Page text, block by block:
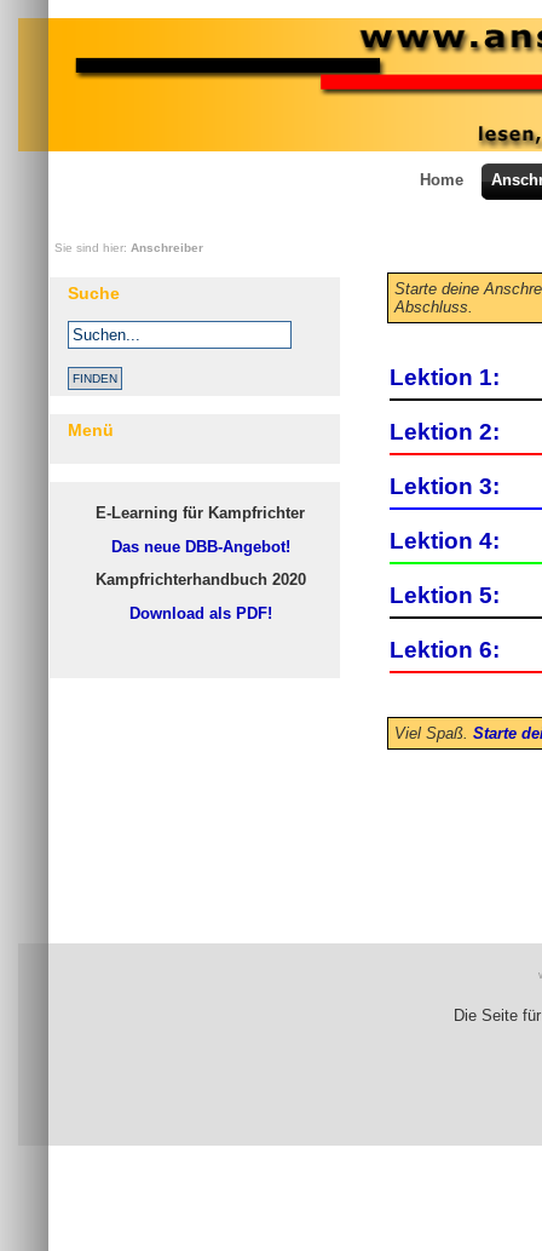
Home
Sie sind hier: Anschreiber
Starte deine
Abschluss.
Lektion 1:
Lektion 2:
Lektion 3:
Lektion 4:
Lektion 5:
Lektion 6:
Viel Spaß. Starte
Suche
Menü
E-Learning für Kampfrichter
Das neue DBB-Angebot!
Kampfrichterhandbuch 2020
Download als PDF!
Die Seite